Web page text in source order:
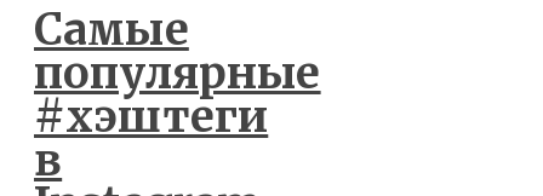
Самые
популярные
#хэштеги
в